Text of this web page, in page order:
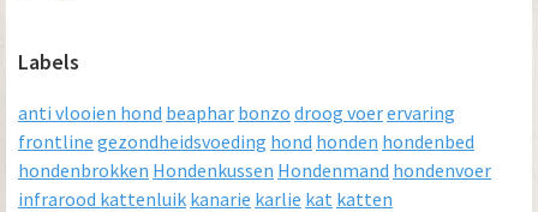
Labels
anti vlooien hond beaphar bonzo droog voerervaring
frontline gezondheidsvoeding hond honden hondenbed
hondenbrokken Hondenkussen Hondenmand hondenvoer
infrarood kattenluik kanarie karlie kat katten